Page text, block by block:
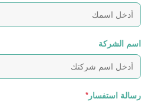
اسم الشركة
رسالة استفسار *